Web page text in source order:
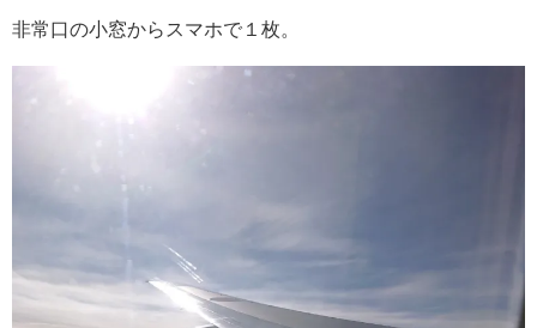
非常口の小窓からスマホで１枚。